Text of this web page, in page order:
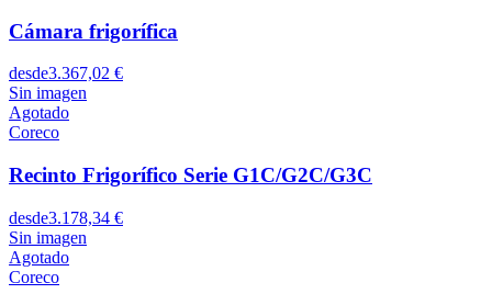
Cámara frigorífica
desde3.367,02 €
Sin imagen
Agotado
Coreco
Recinto Frigorífico Serie G1C/G2C/G3C
desde3.178,34 €
Sin imagen
Agotado
Coreco